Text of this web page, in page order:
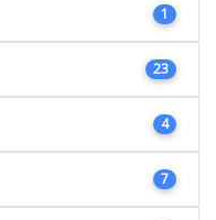
1
23
4
7